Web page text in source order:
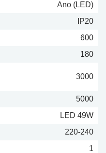
Ano (LED)
IP20
600
180
3000
5000
LED 49W
220-240
1